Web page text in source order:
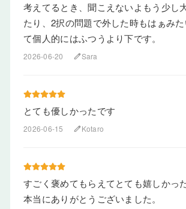
考えてるとき、聞こえないよもう少し
たり、2択の問題で外した時もはぁみ
て個人的にはふつうより下です。
2026-06-20 editSara
とても優しかったです
2026-06-15 editKotaro
すごく褒めてもらえてとても嬉しかっ
本当にありがとうございました。